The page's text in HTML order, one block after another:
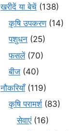
खरीदें या बेचें (138)
कृषि उपकरण(14)
पशुधन (25)
फसलें(70)
बीज (40)
नौकरियाँ(119)
कृषि परामर्श(83)
सेवाएं(16)